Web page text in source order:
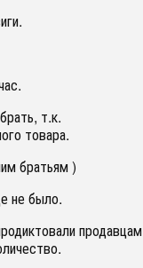
т.к.
товара.
братьям )
не было.
продавцам